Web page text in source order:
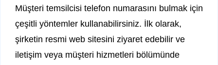
Müşteri temsilcisi telefon numarasını bulmak için
çeşitli yöntemler kullanabilirsiniz. İlk olarak,
şirketin resmi web sitesini ziyaret edebilir ve
iletişim veya müşteri hizmetleri bölümünde